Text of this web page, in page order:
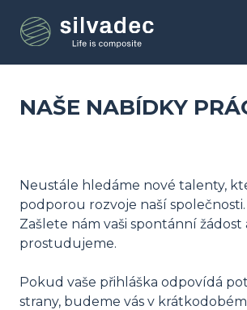
hlavnímu
NAŠE NABÍDKY
Neustále hledáme nové talenty,
podporou rozvoje naší společnosti.
Zašlete nám vaši spontánní žádost
prostudujeme.
Pokud vaše přihláška odpovídá
strany, budeme vás v